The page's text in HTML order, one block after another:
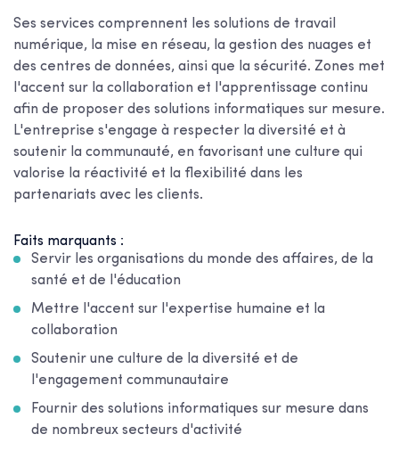
Ses services comprennent les solutions de travail
numérique, la mise en réseau, la gestion des nuages et
des centres de données, ainsi que la sécurité. Zones met
l'accent sur la collaboration et l'apprentissage continu
afin de proposer des solutions informatiques sur mesure.
L'entreprise s'engage à respecter la diversité et à
soutenir la communauté, en favorisant une culture qui
valorise la réactivité et la flexibilité dans les
partenariats avec les clients.
Faits marquants :
Servir les organisations du monde des affaires, de la
santé et de l'éducation
Mettre l'accent sur l'expertise humaine et la
collaboration
Soutenir une culture de la diversité et de
l'engagement communautaire
Fournir des solutions informatiques sur mesure dans
de nombreux secteurs d'activité